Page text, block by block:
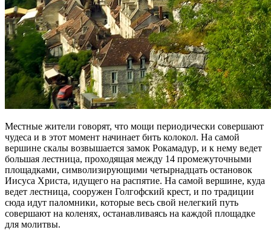
Местные жители говорят, что мощи периодически совершают
чудеса и в этот момент начинает бить колокол. На самой
вершине скалы возвышается замок Рокамадур, и к нему ведет
большая лестница, проходящая между 14 промежуточными
площадками, символизирующими четырнадцать остановок
Иисуса Христа, идущего на распятие. На самой вершине, куда
ведет лестница, сооружен Голгофский крест, и по традиции
сюда идут паломники, которые весь свой нелегкий путь
совершают на коленях, останавливаясь на каждой площадке
для молитвы.